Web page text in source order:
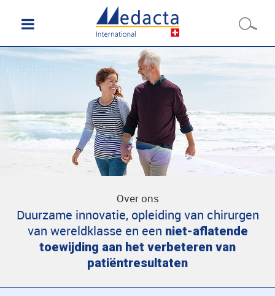
Over ons
Duurzame innovatie, opleiding van chirurgen
van wereldklasse en een niet-aflatende
toewijding aan het verbeteren van
patiëntresultaten